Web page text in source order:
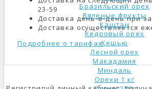
Бразильский орех
Вяленые фрукты
Каштан
Кедровый орех
Кешью
Лесной орех
Макадамия
Миндаль
Орехи 1 кг
23-59
Доставка день-в-день при
Доставка осуществляется
Подробнее о тарифах